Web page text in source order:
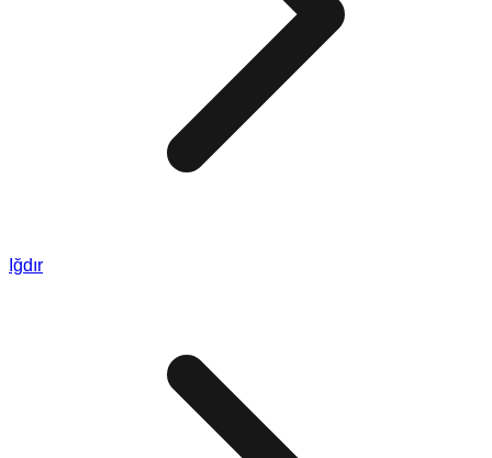
Iğdır